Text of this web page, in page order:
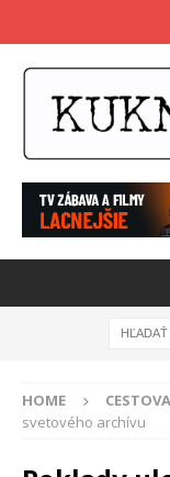
HOME
svetového archívu